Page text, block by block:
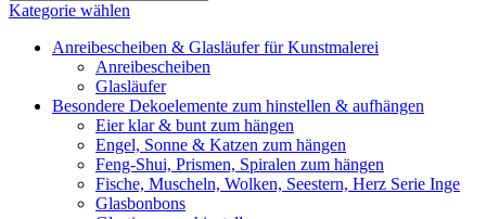
Kategorie wählen
Anreibescheiben & Glasläufer für Kunstmalerei
Anreibescheiben
Glasläufer
Besondere Dekoelemente zum hinstellen & aufhängen
Eier klar & bunt zum hängen
Engel, Sonne & Katzen zum hängen
Feng-Shui, Prismen, Spiralen zum hängen
Fische, Muscheln, Wolken, Seestern, Herz Serie Inge
Glasbonbons